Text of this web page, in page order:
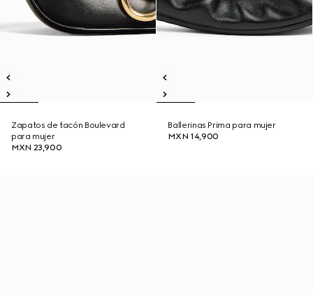
Zapatos de tacón Boulevard
para mujer
MXN 23,900
Ballerinas Prima para mujer
MXN 14,900